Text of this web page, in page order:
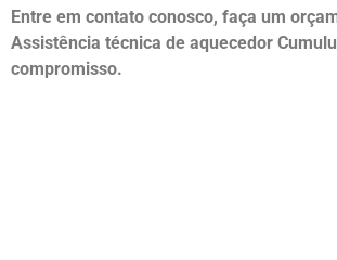
Entre em contato conosco, faça um
Assistência técnica de aquecedor
compromisso.